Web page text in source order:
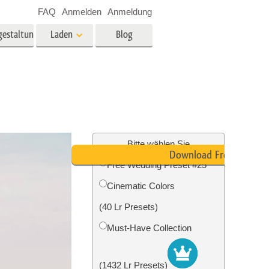
Foto-Restaurierung
Laden Blog
FAQ Anmelden Anmeldung
Bitte wählen Sie
Free Wedding Preset #25
Cinematic Colors
(40 Lr Presets)
Must-Have Collection
(1432 Lr Presets)
Download Free